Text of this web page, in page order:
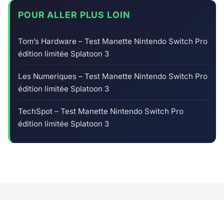
POUR ALLER PLUS LOIN
Tom’s Hardware – Test Manette Nintendo Switch Pro
édition limitée Splatoon 3
Les Numeriques – Test Manette Nintendo Switch Pro
édition limitée Splatoon 3
TechSpot – Test Manette Nintendo Switch Pro
édition limitée Splatoon 3